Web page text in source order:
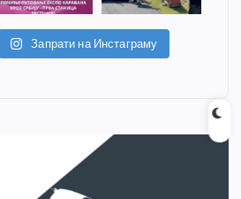
Запрати на Инстаграму